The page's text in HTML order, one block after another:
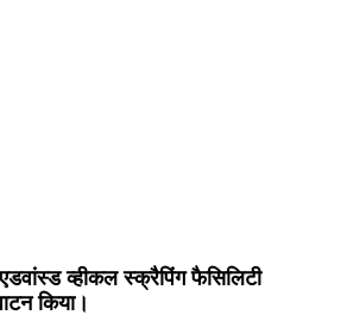
व्हीकल स्क्रैपिंग फैसिलिटी
किया।